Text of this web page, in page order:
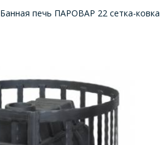
Банная печь ПАРОВАР 22 сетка-ковка